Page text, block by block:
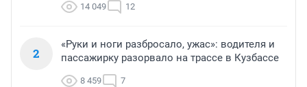
14 049 12
2
«Руки и ноги разбросало, ужас»: водителя и
пассажирку разорвало на трассе в Кузбассе
8 459 7